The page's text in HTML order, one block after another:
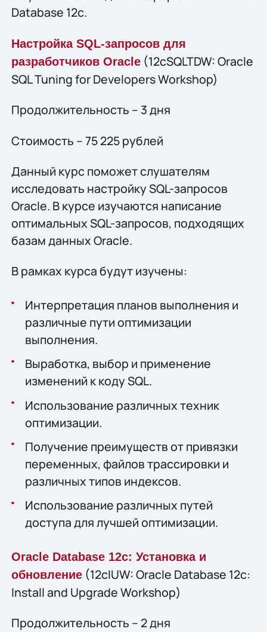
Database 12c.
Настройка SQL-запросов для
разработчиков Oracle(12cSQLTDW: Oracle
SQL Tuning for Developers Workshop)
Продолжительность – 3 дня
Стоимость – 75 225 рублей
Данный курс поможет слушателям
исследовать настройку SQL-запросов
Oracle. В курсе изучаются написание
оптимальных SQL-запросов, подходящих
базам данных Oracle.
В рамках курса будут изучены:
Интерпретация планов выполнения и
различные пути оптимизации
выполнения.
Выработка, выбор и применение
изменений к коду SQL.
Использование различных техник
оптимизации.
Получение преимуществ от привязки
переменных, файлов трассировки и
различных типов индексов.
Использование различных путей
доступа для лучшей оптимизации.
Oracle Database 12c: Установка и
обновление(12cIUW: Oracle Database 12c:
Install and Upgrade Workshop)
Продолжительность – 2 дня